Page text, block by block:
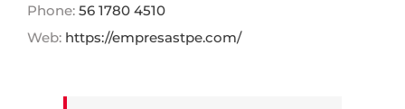
Phone: 56 1780 4510
Web: https://empresastpe.com/